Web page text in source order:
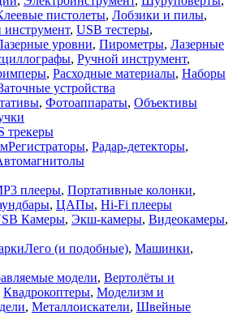
пистолеты, Лобзики и пилы,
, USB тестеры,
уровни, Пирометры, Лазерные
, Ручной инструмент,
, Расходные материалы, Наборы
устройства
, Фотоаппараты, Объективы
трекеры
Регистраторы, Радар-детекторы,
плееры, Портативные колонки,
, ЦАПы, Hi-Fi плееры
Камеры, Экш-камеры, Видеокамеры,
Лего (и подобные), Машинки,
модели, Вертолёты и
Квадрокоптеры, Моделизм и
, Металлоискатели, Швейные